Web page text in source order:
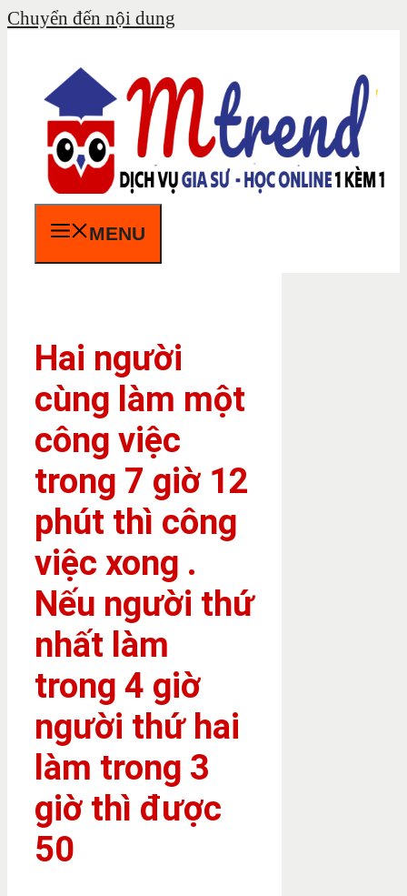
Chuyển đến nội dung
MENU
Hai người
cùng làm một
công việc
trong 7 giờ 12
phút thì công
việc xong .
Nếu người thứ
nhất làm
trong 4 giờ
người thứ hai
làm trong 3
giờ thì được
50